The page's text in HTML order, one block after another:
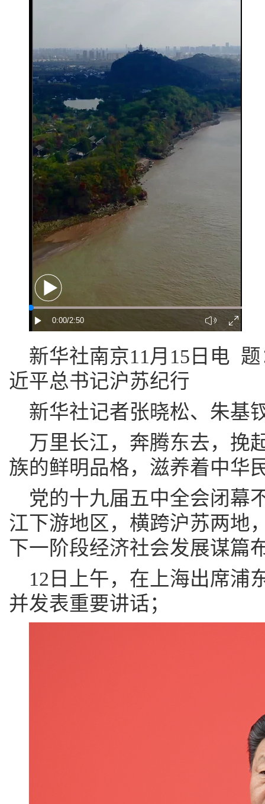
新华社南京11月15日电
近平总书记沪苏纪行
新华社记者张晓松、朱基
万里长江，奔腾东去，挽
族的鲜明品格，滋养着中华
党的十九届五中全会闭幕
江下游地区，横跨沪苏两地
下一阶段经济社会发展谋
12日上午，在上海出席浦
并发表重要讲话；